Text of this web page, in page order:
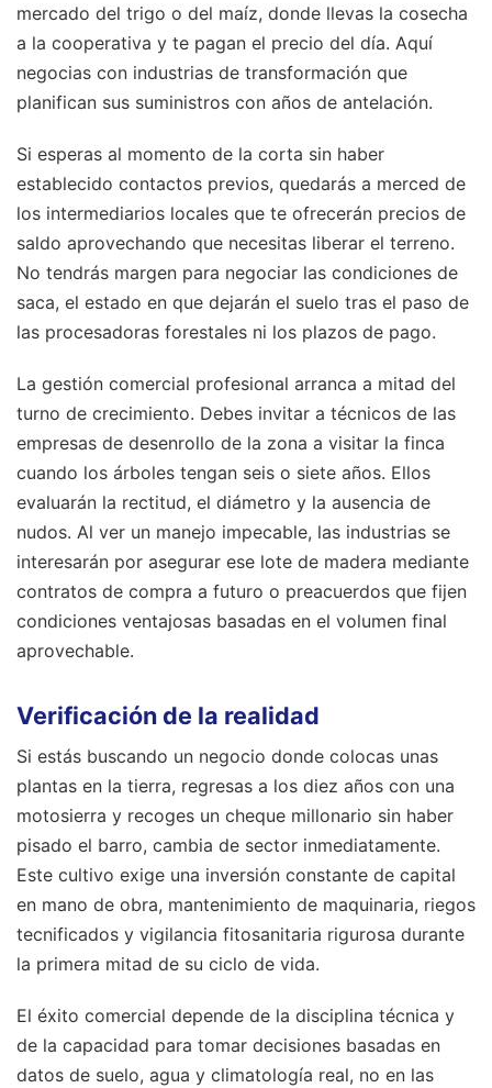
mercado del trigo o del maíz, donde llevas la cosecha
a la cooperativa y te pagan el precio del día. Aquí
negocias con industrias de transformación que
planifican sus suministros con años de antelación.
Si esperas al momento de la corta sin haber
establecido contactos previos, quedarás a merced de
los intermediarios locales que te ofrecerán precios de
saldo aprovechando que necesitas liberar el terreno.
No tendrás margen para negociar las condiciones de
saca, el estado en que dejarán el suelo tras el paso de
las procesadoras forestales ni los plazos de pago.
La gestión comercial profesional arranca a mitad del
turno de crecimiento. Debes invitar a técnicos de las
empresas de desenrollo de la zona a visitar la finca
cuando los árboles tengan seis o siete años. Ellos
evaluarán la rectitud, el diámetro y la ausencia de
nudos. Al ver un manejo impecable, las industrias se
interesarán por asegurar ese lote de madera mediante
contratos de compra a futuro o preacuerdos que fijen
condiciones ventajosas basadas en el volumen final
aprovechable.
Verificación de la realidad
Si estás buscando un negocio donde colocas unas
plantas en la tierra, regresas a los diez años con una
motosierra y recoges un cheque millonario sin haber
pisado el barro, cambia de sector inmediatamente.
Este cultivo exige una inversión constante de capital
en mano de obra, mantenimiento de maquinaria, riegos
tecnificados y vigilancia fitosanitaria rigurosa durante
la primera mitad de su ciclo de vida.
El éxito comercial depende de la disciplina técnica y
de la capacidad para tomar decisiones basadas en
datos de suelo, agua y climatología real, no en las